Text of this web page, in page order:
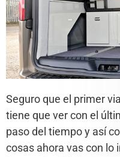
Seguro que el primer
tiene que ver con el
paso del tiempo y así
cosas ahora vas con lo